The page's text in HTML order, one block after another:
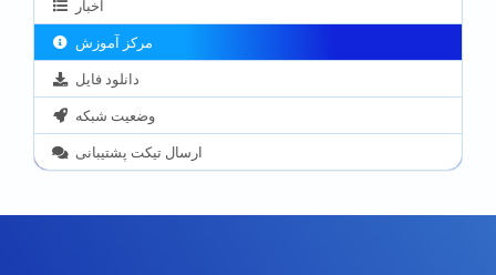
اخبار
مرکز آموزش
دانلود فایل
وضعیت شبکه
ارسال تیکت پشتیبانی